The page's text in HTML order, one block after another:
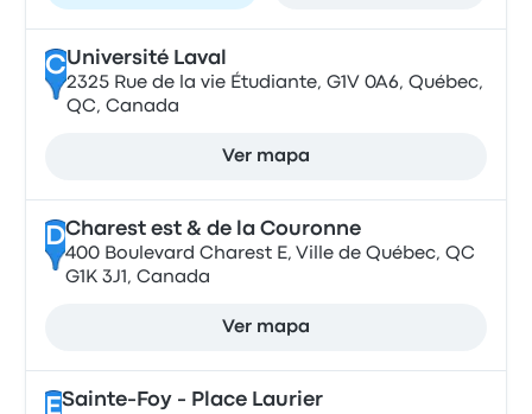
CUniversité Laval
2325 Rue de la vie Étudiante, G1V 0A6, Québec,
QC, Canada
Ver mapa
DCharest est & de la Couronne
400 Boulevard Charest E, Ville de Québec, QC
G1K 3J1, Canada
Ver mapa
ESainte-Foy - Place Laurier